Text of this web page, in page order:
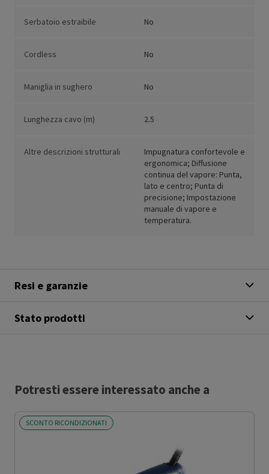
Serbatoio estraibile No
Cordless No
Maniglia in sughero No
Lunghezza cavo (m) 2.5
Altre descrizioni strutturali
Impugnatura confortevole e
ergonomica; Diffusione
continua del vapore: Punta,
lato e centro; Punta di
precisione; Impostazione
manuale di vapore e
temperatura.
Resi e garanzie
Stato prodotti
Potresti essere interessato anche a
SCONTO RICONDIZIONATI